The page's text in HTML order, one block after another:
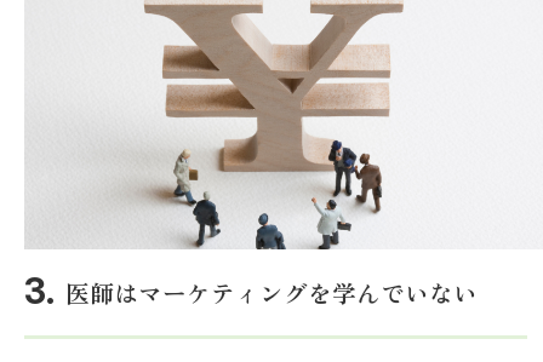
医師はマーケティングを学んでいない